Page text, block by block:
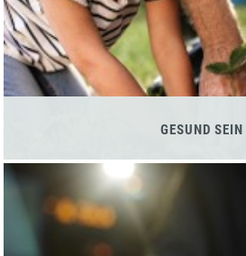
GESUND SEIN